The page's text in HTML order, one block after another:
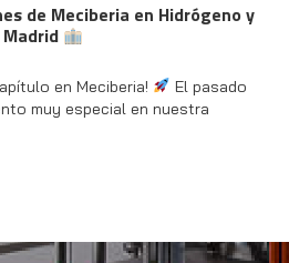
de Meciberia en Hidrógeno y
en Meciberia!
El pasado
muy especial en nuestra